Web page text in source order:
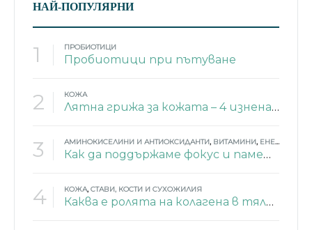
НАЙ-ПОПУЛЯРНИ
1 ПРОБИОТИЦИ
Пробиотици при пътуване
2 КОЖА
Лятна грижа за кожата – 4 изненадващи съставки
3 АМИНОКИСЕЛИНИ И АНТИОКСИДАНТИ, ВИТАМИНИ, ЕНЕРГИЯ
Как да поддържаме фокус и памет през лятото?
4 КОЖА, СТАВИ, КОСТИ И СУХОЖИЛИЯ
Каква е ролята на колагена в тялото?